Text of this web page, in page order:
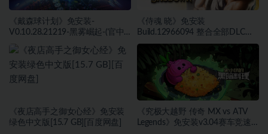
《戴森球计划》免安装-
V0.10.28.21219-黑雾崛起-(官中)
《侍魂 晓》免安装
Build.12966094 整合全部DLC绿
色中文版[39.78 GB][百度网盘]
《夜店高手之御女心经》免安装
绿色中文版[15.7 GB][百度网盘]
《究极大越野 传奇 MX vs ATV
Legends》免安装v3.04赛车竞速